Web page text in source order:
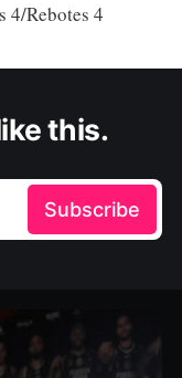
4/Rebotes 4
this.
Subscribe